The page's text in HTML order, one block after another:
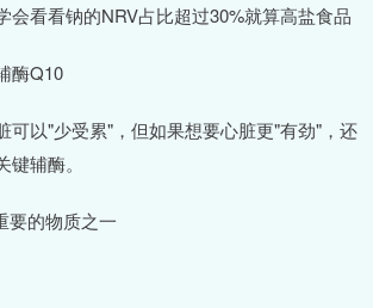
会看看钠的NRV占比超过30%就算高盐食品
酶Q10
可以"少受累"，但如果想要心脏更"有劲"，还
辅酶。
要的物质之一